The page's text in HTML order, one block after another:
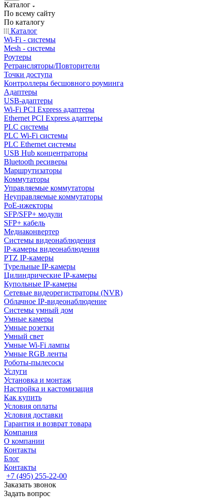
Каталог
По всему сайту
По каталогу
Каталог
Wi-Fi - системы
Mesh - системы
Роутеры
Ретрансляторы/Повторители
Точки доступа
Контроллеры бесшовного роуминга
Адаптеры
USB-адаптеры
Wi-Fi PCI Express адаптеры
Ethernet PCI Express адаптеры
PLC системы
PLC Wi-Fi системы
PLC Ethernet системы
USB Hub концентраторы
Bluetooth ресиверы
Маршрутизаторы
Коммутаторы
Управляемые коммутаторы
Неуправляемые коммутаторы
PoE-ижекторы
SFP/SFP+ модули
SFP+ кабель
Медиаконвертер
Системы видеонаблюдения
IP-камеры видеонаблюдения
PTZ IP-камеры
Турельные IP-камеры
Цилиндрические IP-камеры
Купольные IP-камеры
Сетевые видеорегистраторы (NVR)
Облачное IP-видеонаблюдение
Системы умный дом
Умные камеры
Умные розетки
Умный свет
Умные Wi-Fi лампы
Умные RGB ленты
Роботы-пылесосы
Услуги
Установка и монтаж
Настройка и кастомизация
Как купить
Условия оплаты
Условия доставки
Гарантия и возврат товара
Компания
О компании
Контакты
Блог
Контакты
+7 (495) 255-22-00
Заказать звонок
Задать вопрос